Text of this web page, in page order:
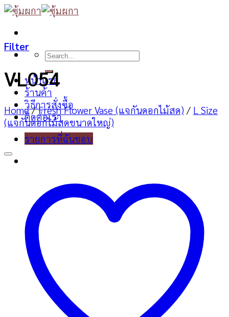
Skip
content
Search
หน้าแรก
ร้านค้า
วิธีการสั่งซื้อ
ติดต่อเรา
รายการที่ฉันชอบ
Filter
VL054
Home / Fresh Flower Vase (แจกันดอกไม้สด) / L Size
(แจกันดอกไม้สดขนาดใหญ่)